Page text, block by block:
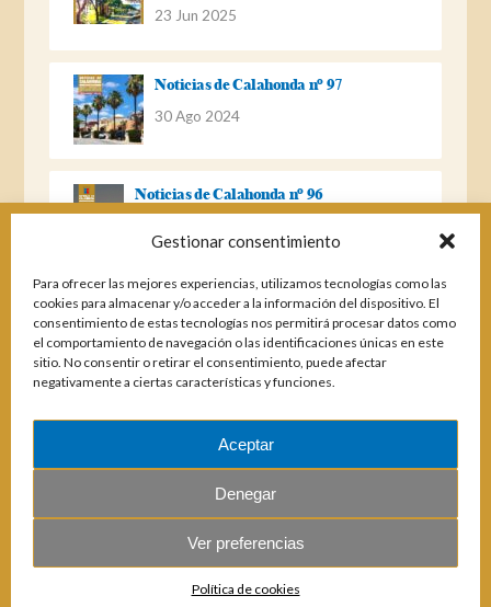
Gestionar consentimiento
Para ofrecer las mejores experiencias, utilizamos tecnologías como las
cookies para almacenar y/o acceder a la información del dispositivo. El
consentimiento de estas tecnologías nos permitirá procesar datos como
el comportamiento de navegación o las identificaciones únicas en este
sitio. No consentir o retirar el consentimiento, puede afectar
negativamente a ciertas características y funciones.
Aceptar
Denegar
Ver preferencias
Política de cookies
23 Jun 2025
Noticias de Calahonda nº 97
30 Ago 2024
Noticias de Calahonda nº 96
Noticias de Calahonda Nº 95
04 Ene 2023
Calle Monte Paraíso, 6, 29649 Mijas Costa.